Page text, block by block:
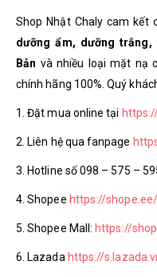
Shop Nhật Chaly cam kết
dưỡng ẩm, dưỡng
Bản và nhiều loại mặt nạ
chính hãng 100%. Quý
1. Đặt mua online tại
2. Liên hệ qua fanpage
3. Hotline số 098 – 575 –
4. Shopee https://shope.ee/
5. Shopee Mall: https://
6. Lazada https://